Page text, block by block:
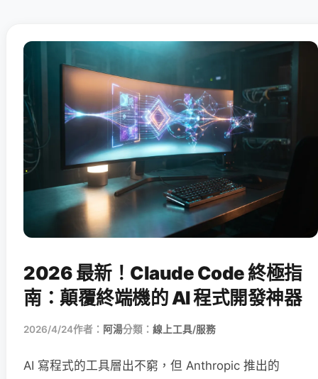
2026 最新！Claude Code 終極指
南：顛覆終端機的 AI 程式開發神器
2026/4/24作者： 阿湯分類： 線上工具/服務
AI 寫程式的工具層出不窮，但 Anthropic 推出的